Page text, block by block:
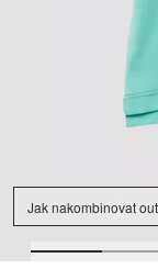
Jak nakombinovat